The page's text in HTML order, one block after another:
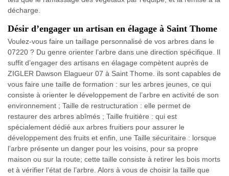
décharge.
Désir d’engager un artisan en élagage à Saint Thome
Voulez-vous faire un taillage personnalisé de vos arbres dans le
07220 ? Du genre orienter l’arbre dans une direction spécifique. Il
suffit d’engager des artisans en élagage compètent auprès de
ZIGLER Dawson Elagueur 07 à Saint Thome. ils sont capables de
vous faire une taille de formation : sur les arbres jeunes, ce qui
consiste à orienter le développement de l’arbre en activité de son
environnement ; Taille de restructuration : elle permet de
restaurer des arbres abîmés ; Taille fruitière : qui est
spécialement dédié aux arbres fruitiers pour assurer le
développement des fruits et enfin, une Taille sécuritaire : lorsque
l’arbre présente un danger pour les voisins, pour sa propre
maison ou sur la route; cette taille consiste à retirer les bois morts
et à vérifier l’état de l’arbre. Alors à vous de choisir la taille que